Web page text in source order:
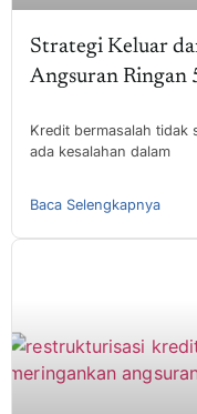
Strategi Keluar
Angsuran Ringan
Kredit bermasalah tidak
ada kesalahan dalam
Baca Selengkapnya